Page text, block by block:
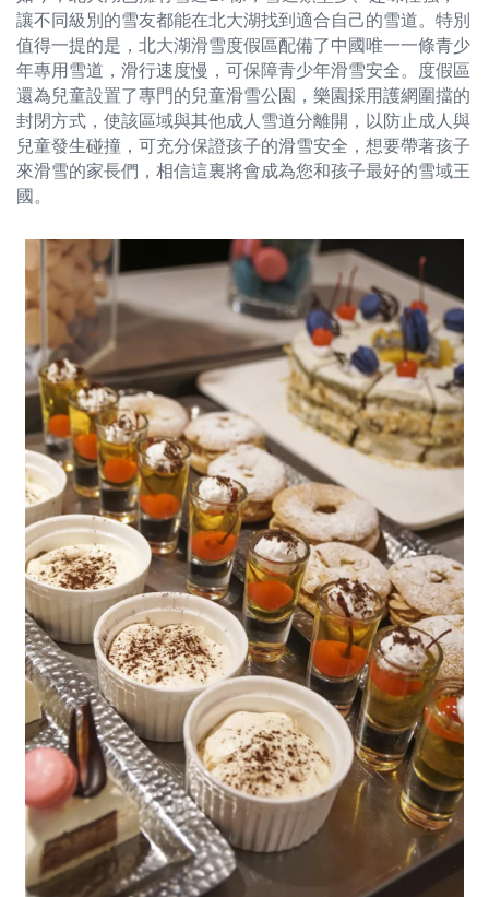
讓不同級別的雪友都能在北大湖找到適合自己的雪道。特別
值得一提的是，北大湖滑雪度假區配備了中國唯一一條青少
年專用雪道，滑行速度慢，可保障青少年滑雪安全。度假區
還為兒童設置了專門的兒童滑雪公園，樂園採用護網圍擋的
封閉方式，使該區域與其他成人雪道分離開，以防止成人與
兒童發生碰撞，可充分保證孩子的滑雪安全，想要帶著孩子
來滑雪的家長們，相信這裏將會成為您和孩子最好的雪域王
國。